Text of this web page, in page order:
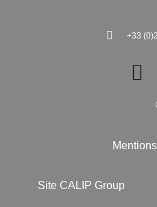
+33
Site CALIP Group